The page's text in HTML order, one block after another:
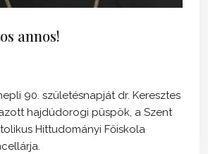
annos!
90. születésnapját dr. Keresztes
hajdúdorogi püspök, a Szent
Hittudományi Főiskola